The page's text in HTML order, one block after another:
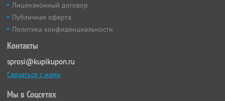
Лицензионный договор
Публичная оферта
Политика конфиденциальности
Контакты
sprosi@kupikupon.ru
Связаться с нами
Мы в Соцсетях